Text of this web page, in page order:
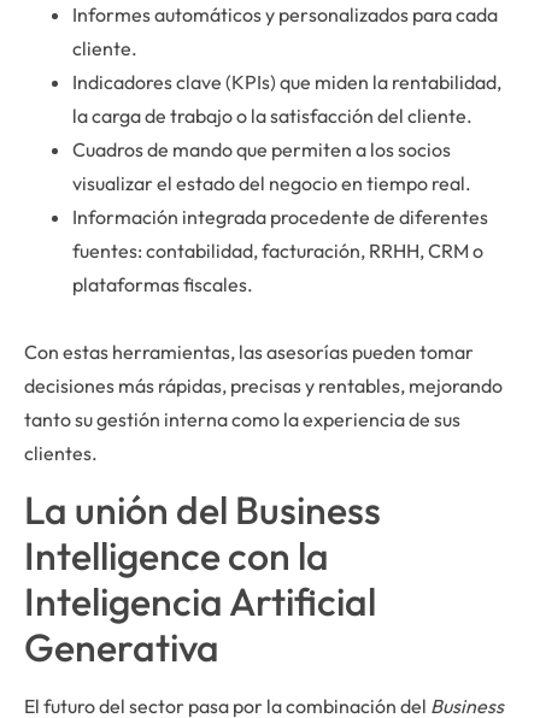
Informes automáticos y personalizados para cada
cliente.
Indicadores clave (KPIs) que miden la rentabilidad,
la carga de trabajo o la satisfacción del cliente.
Cuadros de mando que permiten a los socios
visualizar el estado del negocio en tiempo real.
Información integrada procedente de diferentes
fuentes: contabilidad, facturación, RRHH, CRM o
plataformas fiscales.
Con estas herramientas, las asesorías pueden tomar
decisiones más rápidas, precisas y rentables, mejorando
tanto su gestión interna como la experiencia de sus
clientes.
La unión del Business
Intelligence con la
Inteligencia Artificial
Generativa
El futuro del sector pasa por la combinación del Business